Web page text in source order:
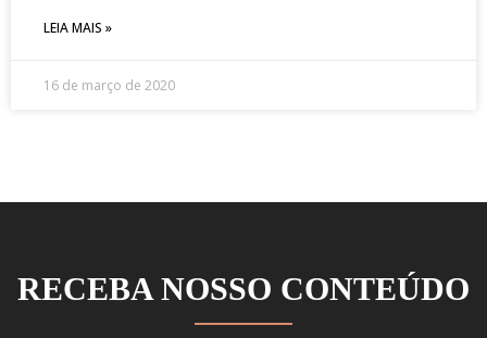
LEIA MAIS »
16 de março de 2020
RECEBA NOSSO CONTEÚDO